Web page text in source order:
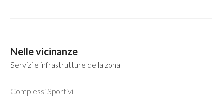
Totale mq : 26 mq
Bagni : 1
Locali : 1
Nelle vicinanze
Servizi e infrastrutture della zona
Complessi Sportivi
5